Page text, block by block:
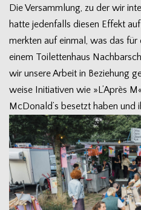
Die Ver­samm­lung, zu der wir
hatte jeden­falls die­sen Effekt
merk­ten auf ein­mal, was das für
einem Toi­let­ten­haus
wir unsere Arbeit in Bezie­hung
weise Initia­ti­ven wie »L’A­près
McDonald’s besetzt haben und